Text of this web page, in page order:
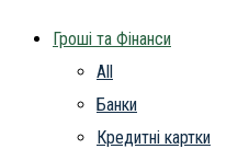
Гроші та Фінанси
All
Банки
Кредитні картки